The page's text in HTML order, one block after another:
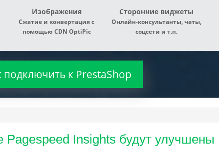
Изображения
Сжатие и конвертация с
помощью CDN OptiPic
Сторонние виджеты
Онлайн-консультанты, чаты,
соцсети и т.п.
подключить к PrestaShop
Insights будут улучшены